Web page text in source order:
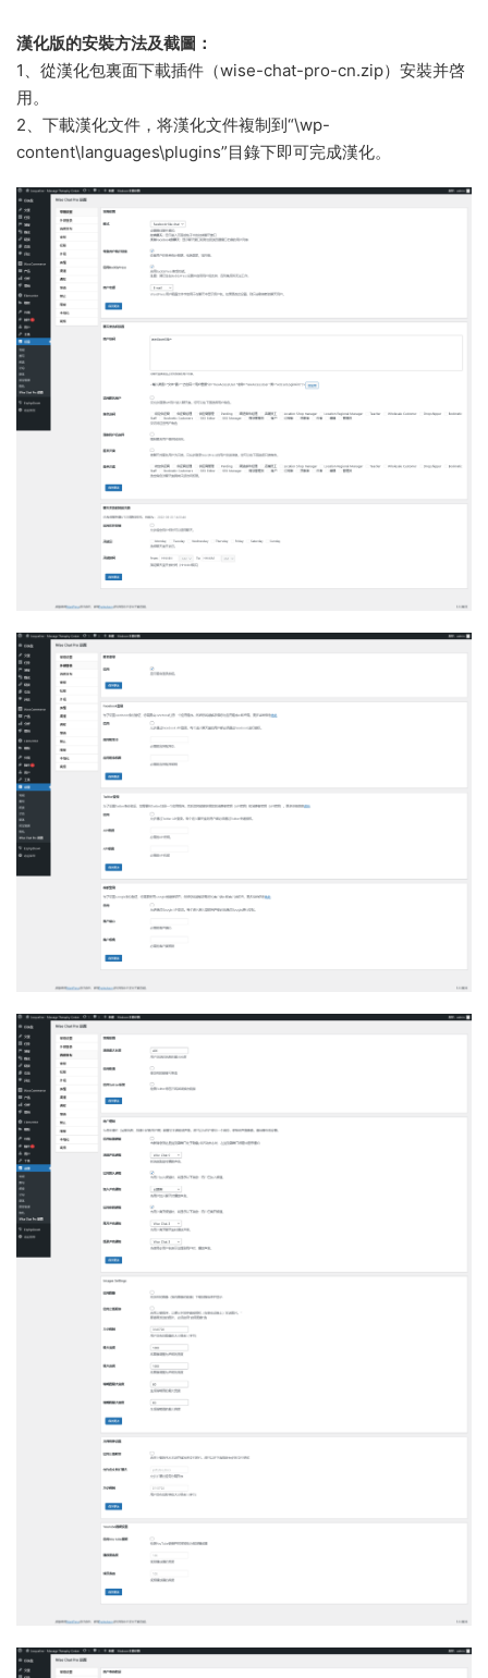
漢化版的安裝方法及截圖：
1、從漢化包裏面下載插件（wise-chat-pro-cn.zip）安裝并啓
用。
2、下載漢化文件，将漢化文件複制到“\wp-
content\languages\plugins”目錄下即可完成漢化。